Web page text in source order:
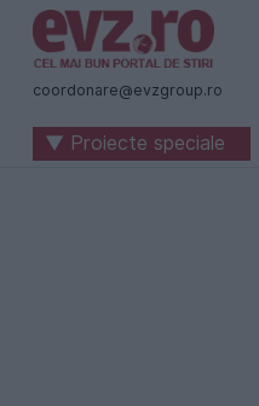
Știri
naționale
internaționale
coordonare@evzgroup.ro
▼ Proiecte speciale